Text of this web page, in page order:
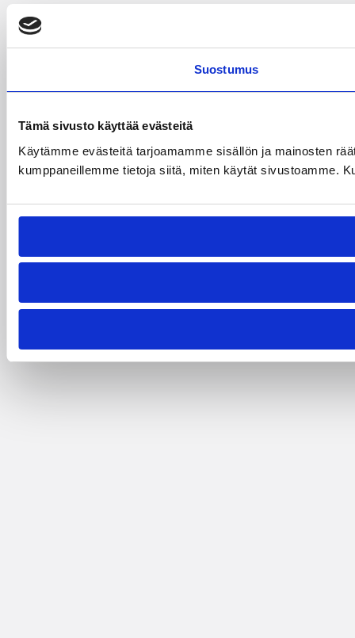
Suostumus
Tämä sivusto käyttää evästeitä
Käytämme evästeitä tarjoamamme sisällön ja mainosten
kumppaneillemme tietoja siitä, miten käytät sivustoamme.